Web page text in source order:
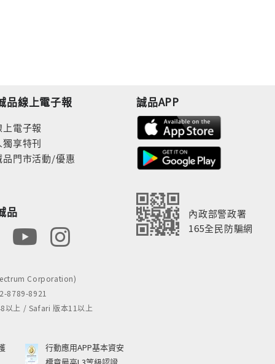
品線上電子報
電子報
享特刊
品門市活動/優惠
品
誠品APP
內政部警政署
165全民防騙網
Corporation)
8789-8921
以上 / Safari 版本11以上
行動應用APP基本資安